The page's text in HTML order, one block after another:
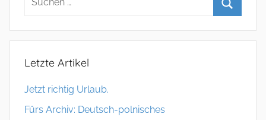
Beiträge
Letzte Artikel
Jetzt richtig Urlaub.
Fürs Archiv: Deutsch-polnisches